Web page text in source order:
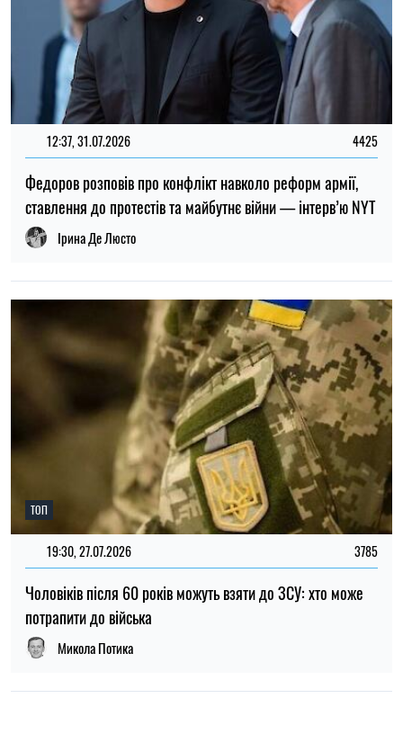
ТОП
19:30, 27.07.2026
Чоловіків після 60 років можуть взяти до ЗСУ: хто може
потрапити до війська
Микола Потика
НОВИНИ ПРО ВІЙНУ